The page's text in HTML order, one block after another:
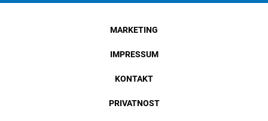
MARKETING
IMPRESSUM
KONTAKT
PRIVATNOST